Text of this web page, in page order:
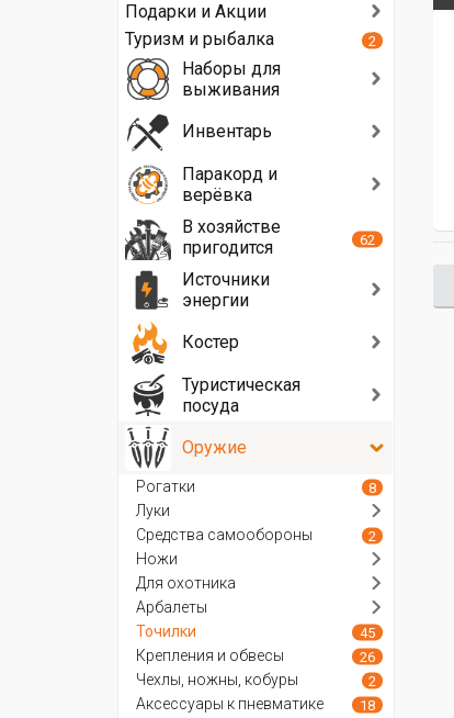
Подарки и Акции
Туризм и рыбалка
2
Наборы для
выживания
Инвентарь
Паракорд и
верёвка
В хозяйстве
пригодится
62
Источники
энергии
Костер
Туристическая
посуда
Оружие
Рогатки 8
Луки
Средства самообороны
2
Ножи
Для охотника
Арбалеты
Точилки
45
Крепления и обвесы 26
Чехлы, ножны, кобуры 2
Аксессуары к пневматике 18